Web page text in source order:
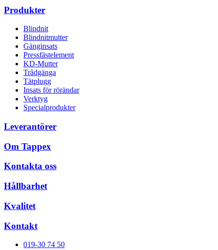
Produkter
Blindnit
Blindnitmutter
Gänginsats
Pressfästelement
KD-Mutter
Trådgänga
Tätplugg
Insats för rörändar
Verktyg
Specialprodukter
Leverantörer
Om Tappex
Kontakta oss
Hållbarhet
Kvalitet
Kontakt
019-30 74 50